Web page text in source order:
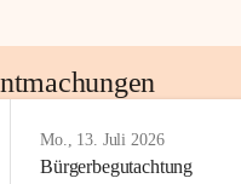
Mo., 13. Juli 2026
Bürgerbegutachtung